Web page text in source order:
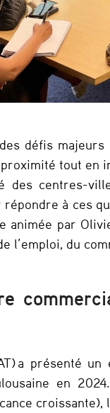
défis
tout en
des centres-
répondre à ces
animée par
l’emploi, du
a présenté
en